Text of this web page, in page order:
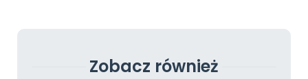
Zobacz również